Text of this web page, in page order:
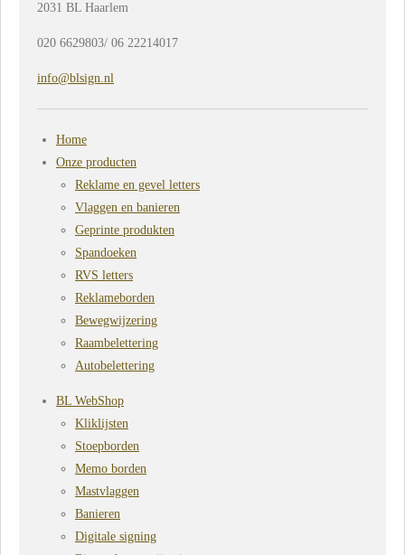
2031 BL Haarlem
020 6629803/ 06 22214017
info@blsign.nl
Home
Onze producten
Reklame en gevel letters
Vlaggen en banieren
Geprinte produkten
Spandoeken
RVS letters
Reklameborden
Bewegwijzering
Raambelettering
Autobelettering
BL WebShop
Kliklijsten
Stoepborden
Memo borden
Mastvlaggen
Banieren
Digitale signing